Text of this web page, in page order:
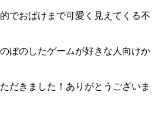
でおばけまで可愛く見えてくる不
ぼのしたゲームが好きな人向けか
だきました！ありがとうございま